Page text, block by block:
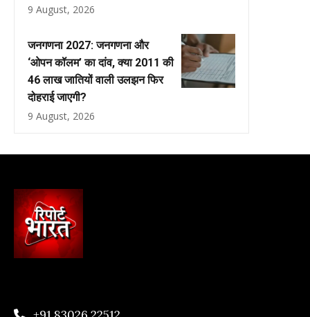
9 August, 2026
जनगणना 2027: जनगणना और
‘ओपन कॉलम’ का दांव, क्या 2011 की
46 लाख जातियों वाली उलझन फिर
दोहराई जाएगी?
9 August, 2026